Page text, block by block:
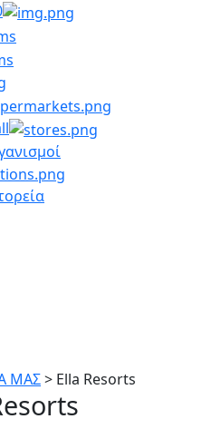
ΜΑΣ> Ella Resorts